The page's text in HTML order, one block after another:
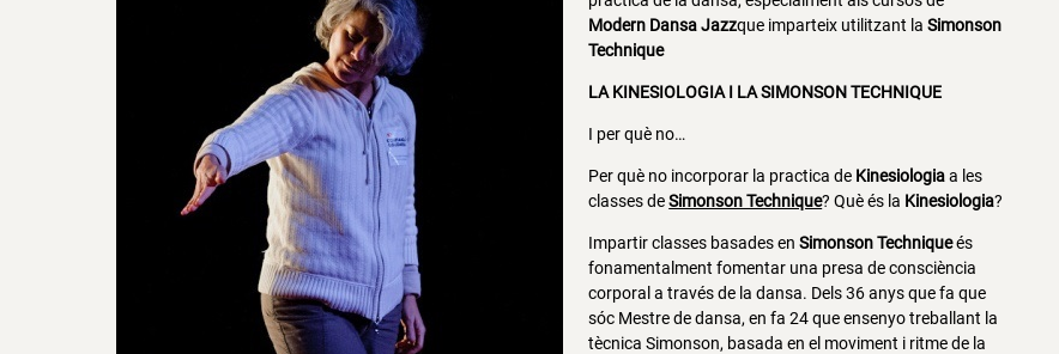
Modern Dansa Jazzque imparteix utilitzant laSimonson
Technique
LA KINESIOLOGIA I LA SIMONSON TECHNIQUE
I per què no…
Per què no incorporar la practica de Kinesiologiaa les
classes deSimonson Technique? Què és la Kinesiologia?
Impartir classes basades enSimonson Techniqueés
fonamentalment fomentar una presa de consciència
corporal a través de la dansa. Dels 36 anys que fa que
sóc Mestre de dansa, en fa 24 que ensenyo treballant la
tècnica Simonson, basada en el moviment i ritme de la